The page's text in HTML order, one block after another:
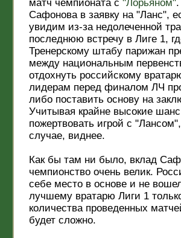
матч чемпионата с "Лорьяном"
Сафонова в заявку на "Ланс",
увидим из-за недолеченной
последнюю встречу в Лиге 1,
Тренерскому штабу парижан
между национальным
отдохнуть российскому
лидерам перед финалом ЛЧ
либо поставить основу на
Учитывая крайне высокие
пожертвовать игрой с
случае, виднее.
Как бы там ни было, вклад
чемпионство очень велик.
себе место в основе и не
лучшему вратарю Лиги 1
количества проведенных
будет сложно.